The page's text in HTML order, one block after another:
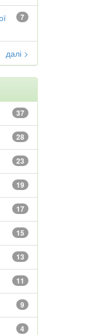
7
далі >
37
28
23
19
17
15
13
11
9
4